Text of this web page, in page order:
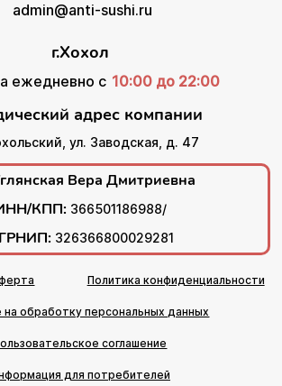
admin@anti-sushi.ru
г.Хохол
ежедневно с 10:00 до 22:00
адрес компании
ул. Заводская, д. 47
Вера Дмитриевна
КПП: 366501186988/
326366800029281
Политика конфиденциальности
на обработку персональных данных
соглашение
для потребителей